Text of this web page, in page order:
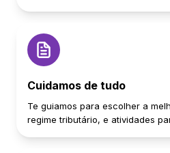
Cuidamos de tudo
Te guiamos para escolher a
regime tributário, e atividades